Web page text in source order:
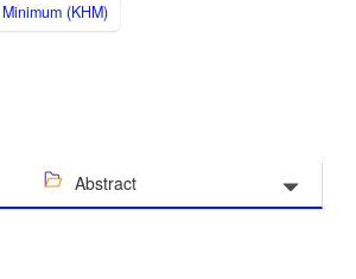
(KHM)
Abstract